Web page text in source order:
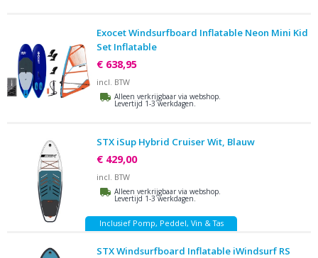
Exocet Windsurfboard Inflatable Neon Mini Kid
Set Inflatable
€ 638,95
incl. BTW
Alleen verkrijgbaar via webshop.
Levertijd 1-3 werkdagen.
STX iSup Hybrid Cruiser Wit, Blauw
€ 429,00
incl. BTW
Alleen verkrijgbaar via webshop.
Levertijd 1-3 werkdagen.
Inclusief Pomp, Peddel, Vin & Tas
STX Windsurfboard Inflatable iWindsurf RS